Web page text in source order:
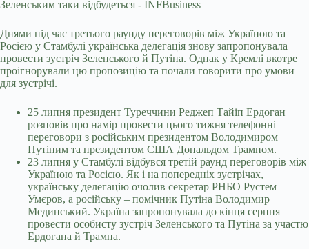
Днями під час третього раунду переговорів між Україною та
Росією у Стамбулі українська делегація знову запропонувала
провести зустріч Зеленського й Путіна. Однак у Кремлі вкотре
проігнорували цю пропозицію та почали говорити про умови
для зустрічі.
25 липня президент Туреччини Реджеп Тайіп Ердоган
розповів про намір провести цього тижня телефонні
переговори з російським президентом Володимиром
Путіним та президентом США Дональдом Трампом.
23 липня у Стамбулі відбувся третій раунд переговорів між
Україною та Росією. Як і на попередніх зустрічах,
українську делегацію очолив секретар РНБО Рустем
Умєров, а російську – помічник Путіна Володимир
Мединський. Україна запропонувала до кінця серпня
провести особисту зустріч Зеленського та Путіна за участю
Ердогана й Трампа.